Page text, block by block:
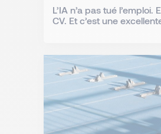
L’IA n’a pas tué l’emploi.
CV. Et c’est une